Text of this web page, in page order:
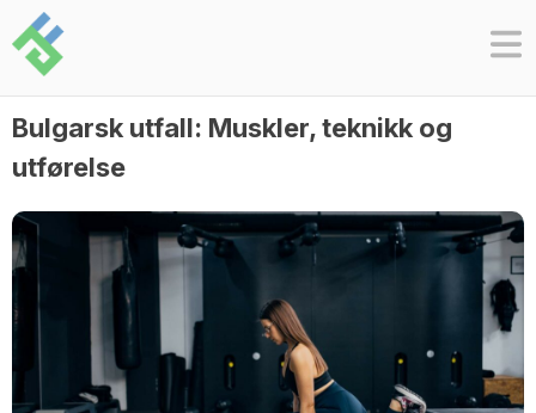
Skip
to
content
Bulgarsk utfall: Muskler, teknikk og
utførelse